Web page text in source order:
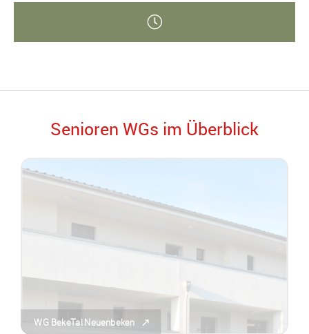
Senioren WGs im Überblick
WG BekeTal Neuenbeken